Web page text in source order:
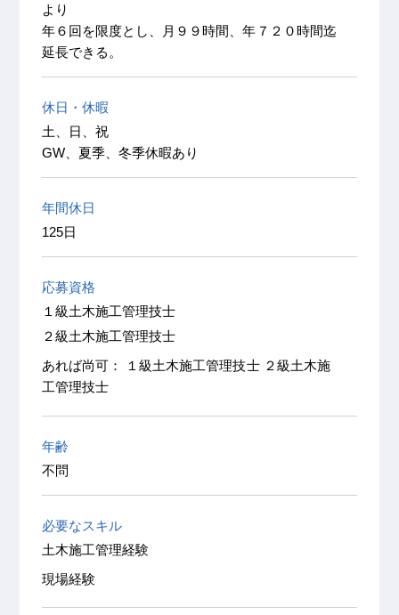
より
年６回を限度とし、月９９時間、年７２０時間迄
延長できる。
休日・休暇
土、日、祝
GW、夏季、冬季休暇あり
年間休日
125日
応募資格
１級土木施工管理技士
２級土木施工管理技士
あれば尚可： １級土木施工管理技士 ２級土木施
工管理技士
年齢
不問
必要なスキル
土木施工管理経験
現場経験